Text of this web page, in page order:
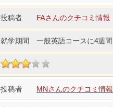
FAさんのクチコミ情報
一般英語コースに4週間
MNさんのクチコミ情報